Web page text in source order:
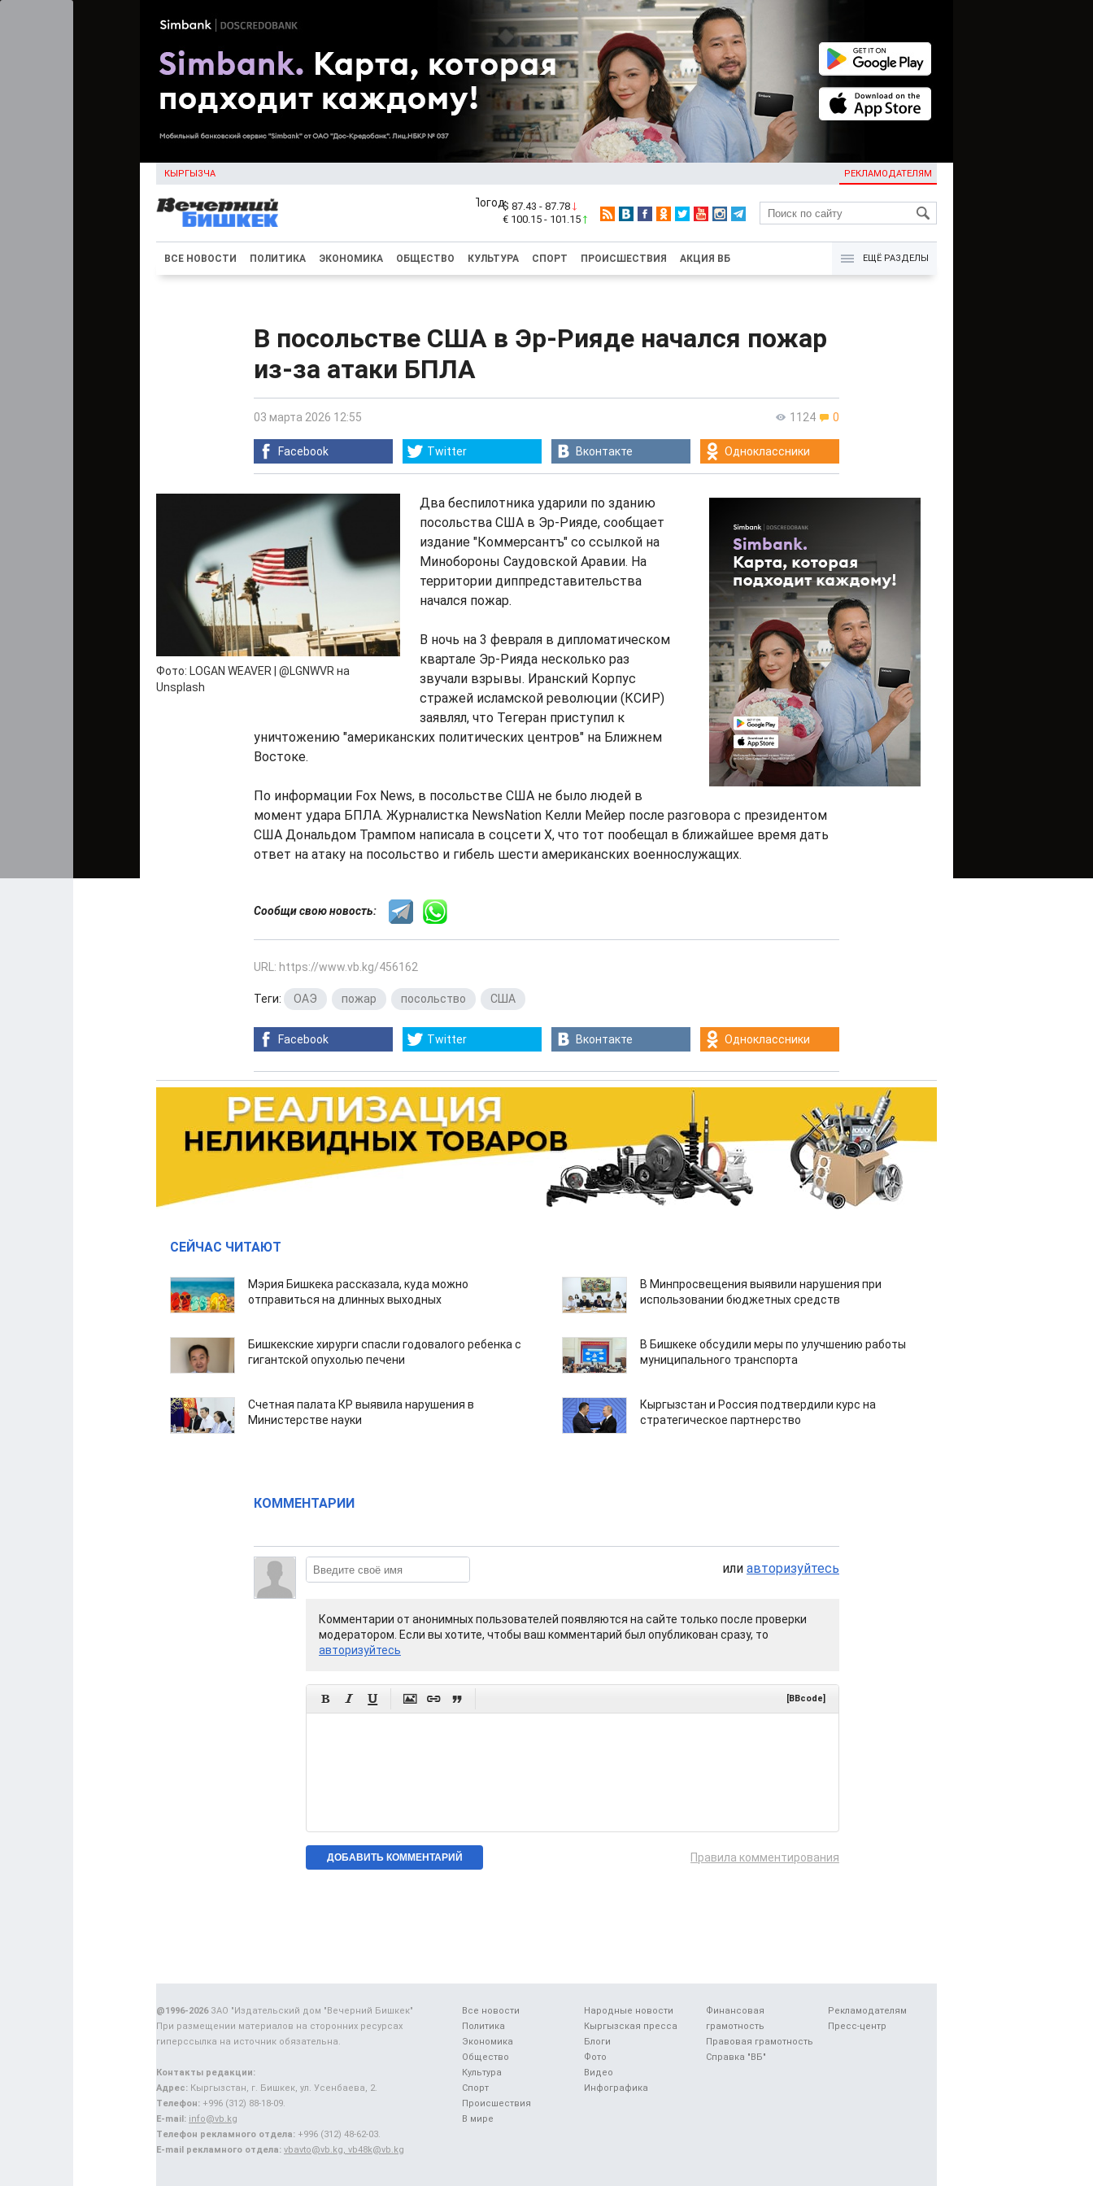
КЫРГЫЗЧА РЕКЛАМОДАТЕЛЯМ
KG
$ 87.43 - 87.78
€ 100.15 - 101.15
ВСЕ НОВОСТИ ПОЛИТИКА ЭКОНОМИКА ОБЩЕСТВО КУЛЬТУРА СПОРТ ПРОИСШЕСТВИЯ АКЦИЯ ВБ ЕЩЁ РАЗДЕЛЫ
В посольстве США в Эр-Рияде начался пожар
из-за атаки БПЛА
1124 0
03 марта 2026 12:55
Facebook Twitter Вконтакте Одноклассники
Фото: LOGAN WEAVER | @LGNWVR на
Unsplash
Два беспилотника ударили по зданию
посольства США в Эр-Рияде, сообщает
издание "Коммерсантъ" со ссылкой на
Минобороны Саудовской Аравии. На
территории диппредставительства
начался пожар.
В ночь на 3 февраля в дипломатическом
квартале Эр-Рияда несколько раз
звучали взрывы. Иранский Корпус
стражей исламской революции (КСИР)
заявлял, что Тегеран приступил к
уничтожению "американских политических центров" на Ближнем
Востоке.
По информации Fox News, в посольстве США не было людей в
момент удара БПЛА. Журналистка NewsNation Келли Мейер после разговора с президентом
США Дональдом Трампом написала в соцсети X, что тот пообещал в ближайшее время дать
ответ на атаку на посольство и гибель шести американских военнослужащих.
Сообщи свою новость:
URL: https://www.vb.kg/456162
Теги: ОАЭ пожар посольство США
Facebook Twitter Вконтакте Одноклассники
СЕЙЧАС ЧИТАЮТ
Мэрия Бишкека рассказала, куда можно
отправиться на длинных выходных
В Минпросвещения выявили нарушения при
использовании бюджетных средств
Бишкекские хирурги спасли годовалого ребенка с
гигантской опухолью печени
В Бишкеке обсудили меры по улучшению работы
муниципального транспорта
Счетная палата КР выявила нарушения в
Министерстве науки
Кыргызстан и Россия подтвердили курс на
стратегическое партнерство
КОММЕНТАРИИ
или авторизуйтесь
Комментарии от анонимных пользователей появляются на сайте только после проверки
модератором. Если вы хотите, чтобы ваш комментарий был опубликован сразу, то
авторизуйтесь
      [BBcode]
Правила комментирования
Все новости
Политика
Экономика
Общество
Культура
Спорт
Происшествия
В мире
Народные новости
Кыргызская пресса
Блоги
Фото
Видео
Инфографика
Финансовая
грамотность
Правовая грамотность
Справка "ВБ"
Рекламодателям
Пресс-центр
@1996-2026ЗАО "Издательский дом "Вечерний Бишкек"
При размещении материалов на сторонних ресурсах
гиперссылка на источник обязательна.
Контакты редакции:
Адрес: Кыргызстан, г. Бишкек, ул. Усенбаева, 2.
Телефон: +996 (312) 88-18-09.
E-mail: info@vb.kg
Телефон рекламного отдела: +996 (312) 48-62-03.
E-mail рекламного отдела: vbavto@vb.kg, vb48k@vb.kg